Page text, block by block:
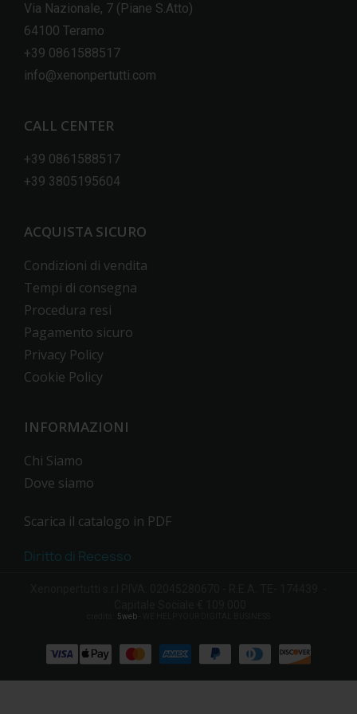
Via Nazionale, 7 (Piane S.Atto)
64100 Teramo
+39 0861588517
info@xenonpertutti.com
CALL CENTER
+39 0861588517
+39 3805195604
ACQUISTA SICURO
Condizioni di vendita
Tempi di consegna
Procedura resi
Pagamento sicuro
Privacy Policy
Cookie Policy
INFORMAZIONI
Chi Siamo
Dove siamo
Scarica il catalogo in PDF
Diritto di Recesso
5web